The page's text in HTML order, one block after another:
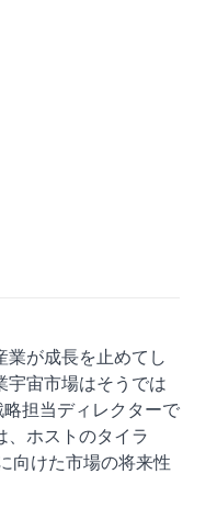
業が成長を止めてし
宇宙市場はそうでは
担当ディレクターで
、ホストのタイラ
向けた市場の将来性